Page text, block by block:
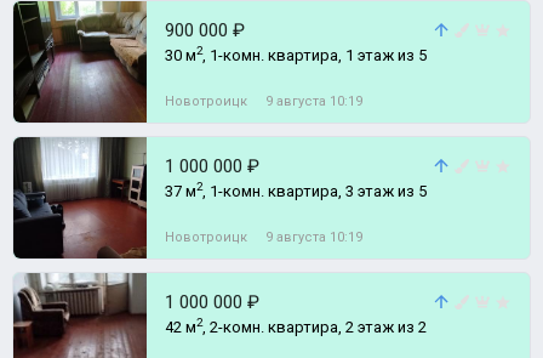
900 000 ₽
30 м2, 1-комн. квартира, 1 этаж из 5
Новотроицк 9 августа 10:19
1 000 000 ₽
37 м2, 1-комн. квартира, 3 этаж из 5
Новотроицк 9 августа 10:19
1 000 000 ₽
42 м2, 2-комн. квартира, 2 этаж из 2